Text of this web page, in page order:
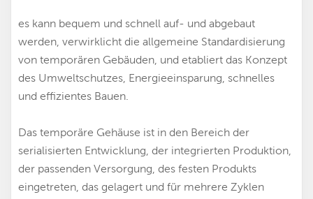
es kann bequem und schnell auf- und abgebaut
werden, verwirklicht die allgemeine Standardisierung
von temporären Gebäuden, und etabliert das Konzept
des Umweltschutzes, Energieeinsparung, schnelles
und effizientes Bauen.
Das temporäre Gehäuse ist in den Bereich der
serialisierten Entwicklung, der integrierten Produktion,
der passenden Versorgung, des festen Produkts
eingetreten, das gelagert und für mehrere Zyklen